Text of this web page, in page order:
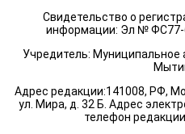
Свидетельство о
информации: Эл № ФС77-
Учредитель:
Адрес редакции:141008, РФ,
ул. Мира, д. 32 Б. Адрес
телефон